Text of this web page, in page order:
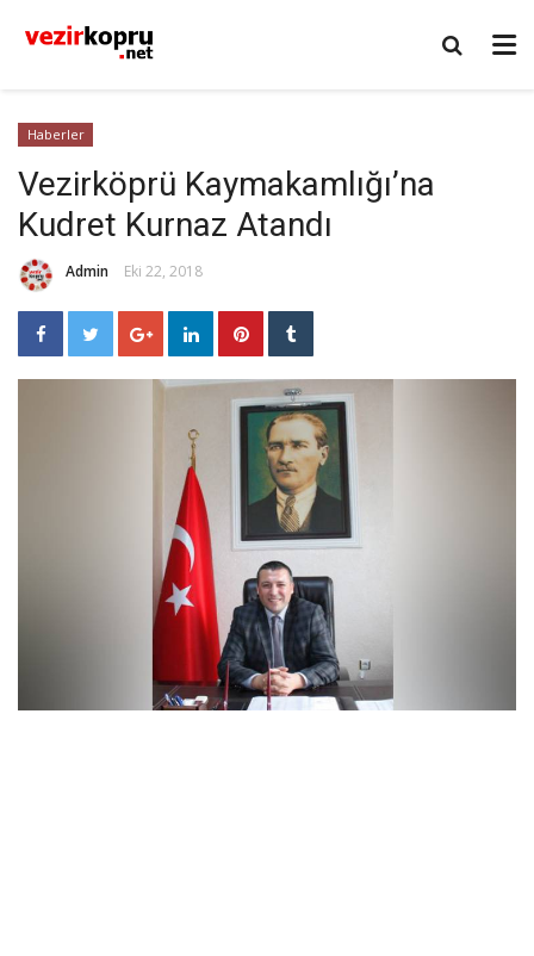
Haberler
Vezirköprü Kaymakamlığı’na
Kudret Kurnaz Atandı
Admin Eki 22, 2018